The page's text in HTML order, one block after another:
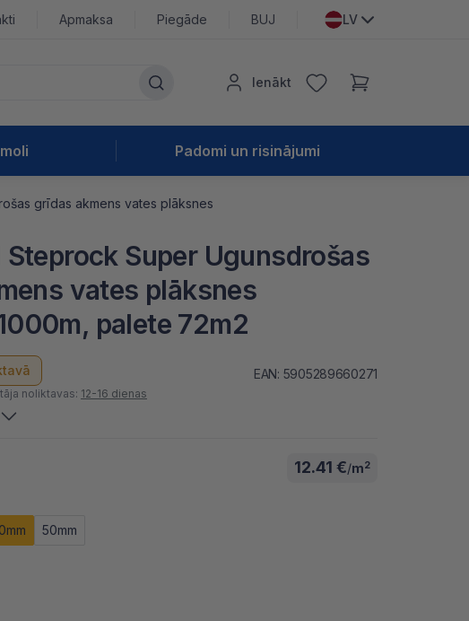
Apmaksa Piegāde BUJ LV
Ienākt
Padomi un risinājumi
grīdas akmens vates plāksnes
Steprock Super Ugunsdrošas
vates plāksnes
palete 72m2
EAN: 5905289660271
noliktavas: 12-16 dienas
12.41 €/m2
50mm